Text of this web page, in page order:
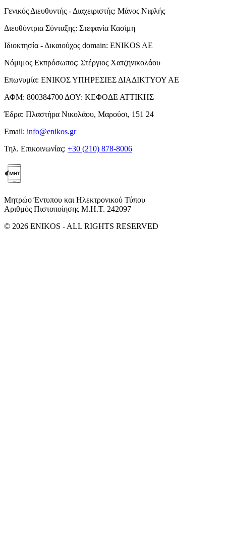
Γενικός Διευθυντής - Διαχειριστής: Μάνος Νιφλής
Διευθύντρια Σύνταξης: Στεφανία Κασίμη
Ιδιοκτησία - Δικαιούχος domain: ENIKOS AE
Νόμιμος Εκπρόσωπος: Στέργιος Χατζηνικολάου
Επωνυμία: ΕΝΙΚΟΣ ΥΠΗΡΕΣΙΕΣ ΔΙΑΔΙΚΤΥΟΥ ΑΕ
ΑΦΜ: 800384700 ΔΟΥ: ΚΕΦΟΔΕ ΑΤΤΙΚΗΣ
Έδρα: Πλαστήρα Νικολάου, Μαρούσι, 151 24
Email: info@enikos.gr
Τηλ. Επικοινωνίας: +30 (210) 878-8006
Μητρώο Έντυπου και Ηλεκτρονικού Τύπου
Αριθμός Πιστοποίησης Μ.Η.Τ. 242097
© 2026 ENIKOS - ALL RIGHTS RESERVED